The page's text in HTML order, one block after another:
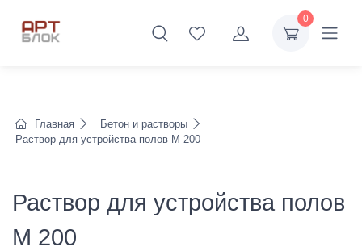
0
Главная
Бетон и растворы
Раствор для устройства полов М 200
Раствор для устройства полов
М 200